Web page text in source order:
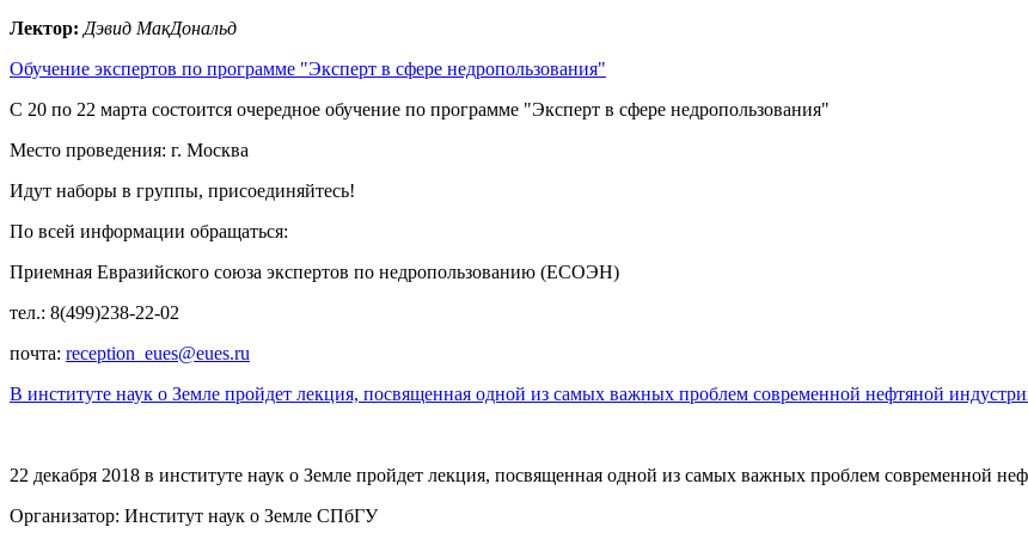
Лектор: Дэвид МакДональд
Обучение экспертов по программе "Эксперт в сфере недропользования"
C 20 по 22 марта состоится очередное обучение по программе "Эксперт в сфере недропользования"
Место проведения: г. Москва
Идут наборы в группы, присоединяйтесь!
По всей информации обращаться:
Приемная Евразийского союза экспертов по недропользованию (ЕСОЭН)
тел.: 8(499)238-22-02
почта: reception_eues@eues.ru
В институте наук о Земле пройдет лекция, посвященная одной из самых важных проблем современной нефтяной
22 декабря 2018 в институте наук о Земле пройдет лекция, посвященная одной из самых важных проблем современной
Организатор: Институт наук о Земле СПбГУ